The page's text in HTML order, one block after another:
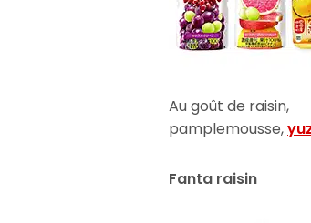
Au goût de raisin,
pamplemousse,
Fanta raisin